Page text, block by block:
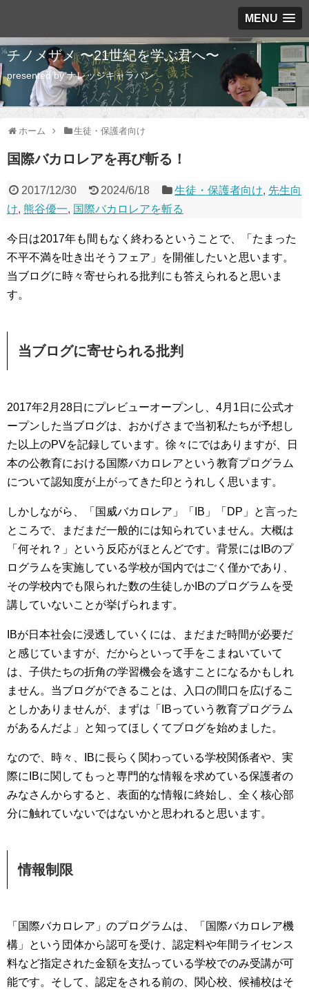
MENU
チノメザメ 〜21世紀を学ぶ君へ〜
presented by ナレッジキャラバン
ホーム 生徒・保護者向け
国際バカロレアを再び斬る！
2017/12/30 2024/6/18 生徒・保護者向け, 先生向
け, 熊谷優一, 国際バカロレアを斬る
今日は2017年も間もなく終わるということで、「たまった
不平不満を吐き出そうフェア」を開催したいと思います。
当ブログに時々寄せられる批判にも答えられると思いま
す。
当ブログに寄せられる批判
2017年2月28日にプレビューオープンし、4月1日に公式オ
ープンした当ブログは、おかげさまで当初私たちが予想し
た以上のPVを記録しています。徐々にではありますが、日
本の公教育における国際バカロレアという教育プログラム
について認知度が上がってきた印とうれしく思います。
しかしながら、「国威バカロレア」「IB」「DP」と言った
ところで、まだまだ一般的には知られていません。大概は
「何それ？」という反応がほとんどです。背景にはIBのプ
ログラムを実施している学校が国内ではごく僅かであり、
その学校内でも限られた数の生徒しかIBのプログラムを受
講していないことが挙げられます。
IBが日本社会に浸透していくには、まだまだ時間が必要だ
と感じていますが、だからといって手をこまねいていて
は、子供たちの折角の学習機会を逃すことになるかもしれ
ません。当ブログができることは、入口の間口を広げるこ
としかありませんが、まずは「IBっていう教育プログラム
があるんだよ」と知ってほしくてブログを始めました。
なので、時々、IBに長らく関わっている学校関係者や、実
際にIBに関してもっと専門的な情報を求めている保護者の
みなさんからすると、表面的な情報に終始し、全く核心部
分に触れていないではないかと思われると思います。
情報制限
「国際バカロレア」のプログラムは、「国際バカロレア機
構」という団体から認可を受け、認定料や年間ライセンス
料など指定された金額を支払っている学校でのみ受講が可
能です。そして、認定をされる前の、関心校、候補校はそ